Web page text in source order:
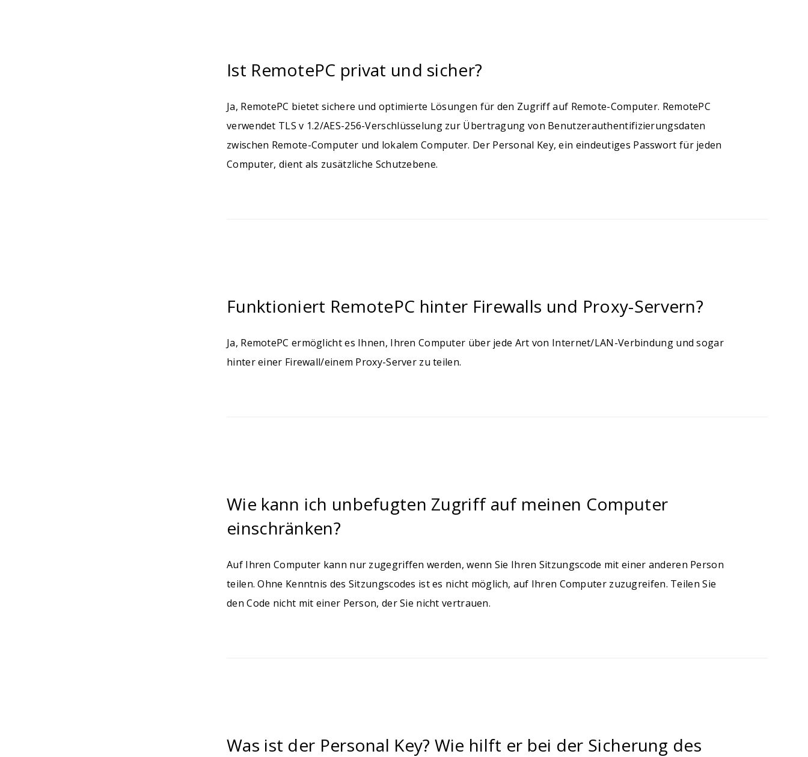
Ist RemotePC privat und sicher?
Ja, RemotePC bietet sichere und optimierte Lösungen für den Zugriff auf Remote-Computer. RemotePC
verwendet TLS v 1.2/AES-256-Verschlüsselung zur Übertragung von Benutzerauthentifizierungsdaten
zwischen Remote-Computer und lokalem Computer. Der Personal Key, ein eindeutiges Passwort für jeden
Computer, dient als zusätzliche Schutzebene.
Funktioniert RemotePC hinter Firewalls und Proxy-Servern?
Ja, RemotePC ermöglicht es Ihnen, Ihren Computer über jede Art von Internet/LAN-Verbindung und sogar
hinter einer Firewall/einem Proxy-Server zu teilen.
Wie kann ich unbefugten Zugriff auf meinen Computer
einschränken?
Auf Ihren Computer kann nur zugegriffen werden, wenn Sie Ihren Sitzungscode mit einer anderen Person
teilen. Ohne Kenntnis des Sitzungscodes ist es nicht möglich, auf Ihren Computer zuzugreifen. Teilen Sie
den Code nicht mit einer Person, der Sie nicht vertrauen.
Was ist der Personal Key? Wie hilft er bei der Sicherung des